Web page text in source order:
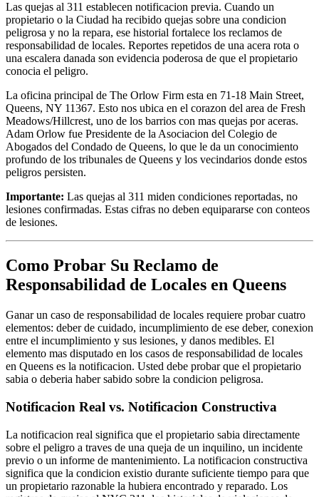
Las quejas al 311 establecen notificacion previa. Cuando un
propietario o la Ciudad ha recibido quejas sobre una condicion
peligrosa y no la repara, ese historial fortalece los reclamos de
responsabilidad de locales. Reportes repetidos de una acera rota o
una escalera danada son evidencia poderosa de que el propietario
conocia el peligro.
La oficina principal de The Orlow Firm esta en 71-18 Main Street,
Queens, NY 11367. Esto nos ubica en el corazon del area de Fresh
Meadows/Hillcrest, uno de los barrios con mas quejas por aceras.
Adam Orlow fue Presidente de la Asociacion del Colegio de
Abogados del Condado de Queens, lo que le da un conocimiento
profundo de los tribunales de Queens y los vecindarios donde estos
peligros persisten.
Importante: Las quejas al 311 miden condiciones reportadas, no
lesiones confirmadas. Estas cifras no deben equipararse con conteos
de lesiones.
Como Probar Su Reclamo de
Responsabilidad de Locales en Queens
Ganar un caso de responsabilidad de locales requiere probar cuatro
elementos: deber de cuidado, incumplimiento de ese deber, conexion
entre el incumplimiento y sus lesiones, y danos medibles. El
elemento mas disputado en los casos de responsabilidad de locales
en Queens es la notificacion. Usted debe probar que el propietario
sabia o deberia haber sabido sobre la condicion peligrosa.
Notificacion Real vs. Notificacion Constructiva
La notificacion real significa que el propietario sabia directamente
sobre el peligro a traves de una queja de un inquilino, un incidente
previo o un informe de mantenimiento. La notificacion constructiva
significa que la condicion existio durante suficiente tiempo para que
un propietario razonable la hubiera encontrado y reparado. Los